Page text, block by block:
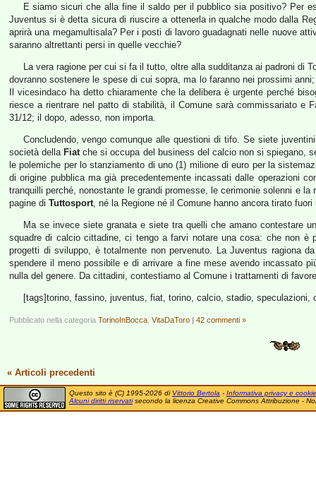
E siamo sicuri che alla fine il saldo per il pubblico sia positivo? Per
Juventus si è detta sicura di riuscire a ottenerla in qualche modo dalla
aprirà una megamultisala? Per i posti di lavoro guadagnati nelle nuove
saranno altrettanti persi in quelle vecchie?
La vera ragione per cui si fa il tutto, oltre alla sudditanza ai padroni di
dovranno sostenere le spese di cui sopra, ma lo faranno nei prossimi
Il vicesindaco ha detto chiaramente che la delibera è urgente perché
riesce a rientrare nel patto di stabilità, il Comune sarà commissariato e
31/12; il dopo, adesso, non importa.
Concludendo, vengo comunque alle questioni di tifo. Se siete
società della Fiat che si occupa del business del calcio non si spiegano,
le polemiche per lo stanziamento di uno (1) milione di euro per la
di origine pubblica ma già precedentemente incassati dalle operazioni
tranquilli perché, nonostante le grandi promesse, le cerimonie solenni e
pagine di Tuttosport , né la Regione né il Comune hanno ancora tirato fuori
Ma se invece siete granata e siete tra quelli che amano contestare
squadre di calcio cittadine, ci tengo a farvi notare una cosa: che non è
progetti di sviluppo, è totalmente non pervenuto. La Juventus ragiona
spendere il meno possibile e di arrivare a fine mese avendo incassato
nulla del genere. Da cittadini, contestiamo al Comune i trattamenti di
[tags]torino, fassino, juventus, fiat, torino, calcio, stadio, speculazioni,
Pubblicato nella categoria TorinoInBocca VitaDaToro | 42 commenti »
« Articoli precedenti
Questo sito è (C) 1995-2026 di Vittorio Bertola - Informativa privacy e cookie
Alcuni diritti riservatisecondo la licenza Creative Commons Attribuzione -